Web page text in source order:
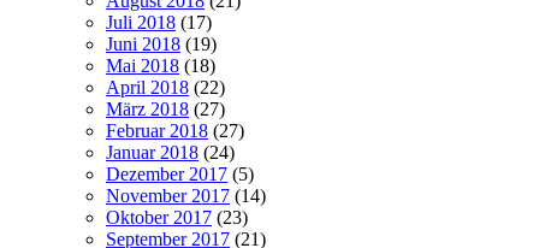
Juli 2018 (17)
Juni 2018 (19)
Mai 2018 (18)
April 2018 (22)
März 2018 (27)
Februar 2018 (27)
Januar 2018 (24)
Dezember 2017 (5)
November 2017 (14)
Oktober 2017 (23)
September 2017 (21)